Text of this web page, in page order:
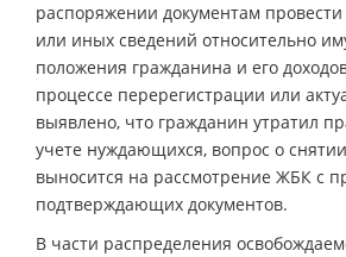
распоряжении документам
или иных сведений относительно
положения гражданина и его
процессе перерегистрации или
выявлено, что гражданин утратил
учете нуждающихся, вопрос о снятии
выносится на рассмотрение ЖБК с
подтверждающих документов.
В части распределения